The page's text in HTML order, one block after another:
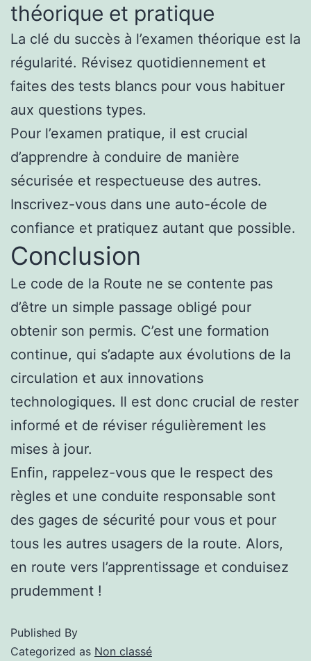
théorique et pratique
La clé du succès à l’examen théorique est la
régularité. Révisez quotidiennement et
faites des tests blancs pour vous habituer
aux questions types.
Pour l’examen pratique, il est crucial
d’apprendre à conduire de manière
sécurisée et respectueuse des autres.
Inscrivez-vous dans une auto-école de
confiance et pratiquez autant que possible.
Conclusion
Le code de la Route ne se contente pas
d’être un simple passage obligé pour
obtenir son permis. C’est une formation
continue, qui s’adapte aux évolutions de la
circulation et aux innovations
technologiques. Il est donc crucial de rester
informé et de réviser régulièrement les
mises à jour.
Enfin, rappelez-vous que le respect des
règles et une conduite responsable sont
des gages de sécurité pour vous et pour
tous les autres usagers de la route. Alors,
en route vers l’apprentissage et conduisez
prudemment !
Published By
Categorized as Non classé